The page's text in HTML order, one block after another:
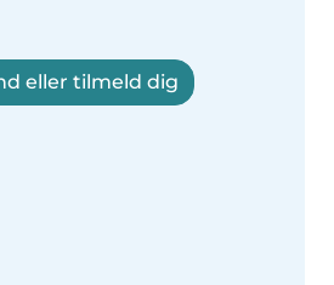
eller tilmeld dig